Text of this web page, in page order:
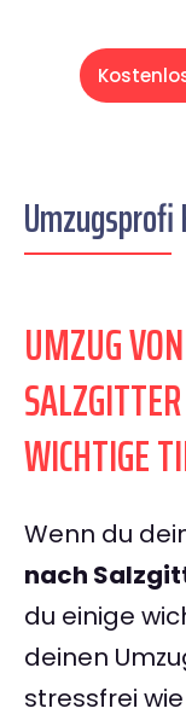
Umzugsprofi
UMZUG
WICHTIGE
Wenn du
nach
du einige
deinen
stressfrei